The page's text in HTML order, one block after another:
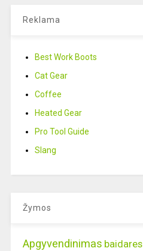
Reklama
Best Work Boots
Cat Gear
Coffee
Heated Gear
Pro Tool Guide
Slang
Žymos
Apgyvendinimas baidares